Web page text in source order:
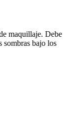
maquillaje. Debe
sombras bajo los